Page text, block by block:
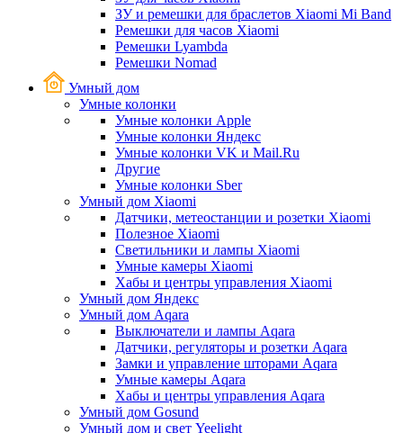
ЗУ и ремешки для браслетов Xiaomi Mi Band
Ремешки для часов Xiaomi
Ремешки Lyambda
Ремешки Nomad
Умный дом
Умные колонки
Умные колонки Apple
Умные колонки Яндекс
Умные колонки VK и Mail.Ru
Другие
Умные колонки Sber
Умный дом Xiaomi
Датчики, метеостанции и розетки Xiaomi
Полезное Xiaomi
Светильники и лампы Xiaomi
Умные камеры Xiaomi
Хабы и центры управления Xiaomi
Умный дом Яндекс
Умный дом Aqara
Выключатели и лампы Aqara
Датчики, регуляторы и розетки Aqara
Замки и управление шторами Aqara
Умные камеры Aqara
Хабы и центры управления Aqara
Умный дом Gosund
Умный дом и свет Yeelight